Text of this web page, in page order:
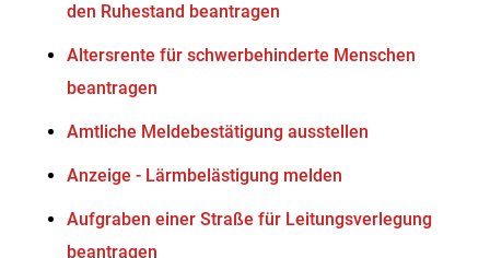
den Ruhestand beantragen
Altersrente für schwerbehinderte Menschen
beantragen
Amtliche Meldebestätigung ausstellen
Anzeige - Lärmbelästigung melden
Aufgraben einer Straße für Leitungsverlegung
beantragen